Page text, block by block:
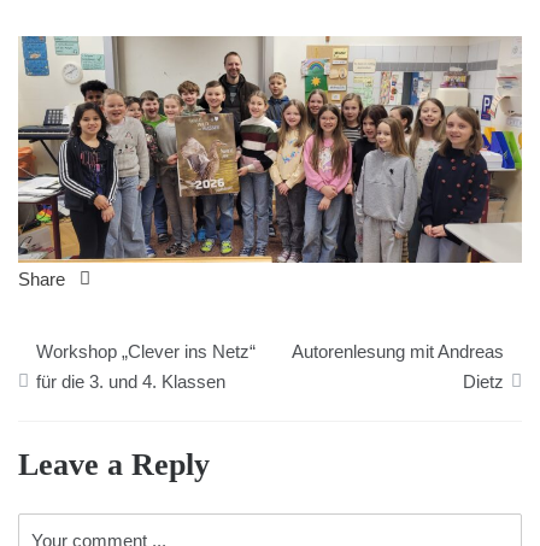
Share
Workshop „Clever ins Netz“
für die 3. und 4. Klassen
Autorenlesung mit Andreas
Dietz
Leave a Reply